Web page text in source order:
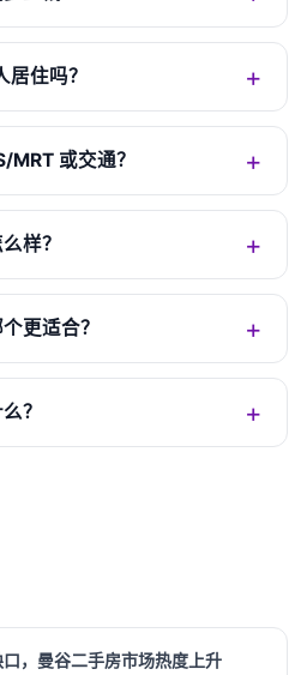
住吗？
MRT 或交通？
样？
更适合？
？
，曼谷二手房市场热度上升